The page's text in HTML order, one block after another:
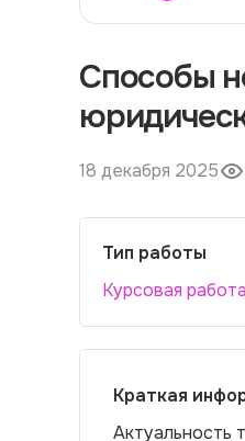
Способы
18 декабря 2025
Тип работы
Курсовая работа
Краткая
Актуальность